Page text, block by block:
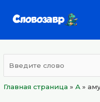
Главная страница »А »